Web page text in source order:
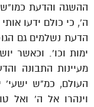
ההשגה והדעת
ה’, כי כולם ידעו
הדעת נשלמים גם
ימות וכו’. וכאשר
מעיינות התבונה
העולם, כמ”ש
וינהרו אל ה’ ואל